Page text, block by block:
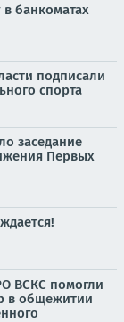
банкоматах
подписали
спорта
заседание
Первых
ВСКС помогли
в общежитии